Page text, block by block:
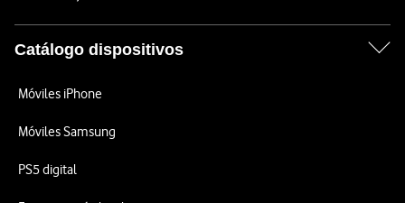
Catálogo dispositivos
Móviles iPhone
Móviles Samsung
PS5 digital